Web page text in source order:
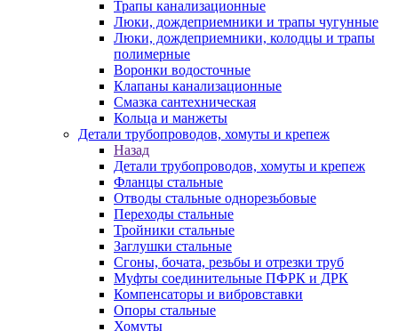
Трапы канализационные
Люки, дождеприемники и трапы чугунные
Люки, дождеприемники, колодцы и трапы
полимерные
Воронки водосточные
Клапаны канализационные
Смазка сантехническая
Кольца и манжеты
Детали трубопроводов, хомуты и крепеж
Назад
Детали трубопроводов, хомуты и крепеж
Фланцы стальные
Отводы стальные однорезьбовые
Переходы стальные
Тройники стальные
Заглушки стальные
Сгоны, бочата, резьбы и отрезки труб
Муфты соединительные ПФРК и ДРК
Компенсаторы и вибровставки
Опоры стальные
Хомуты